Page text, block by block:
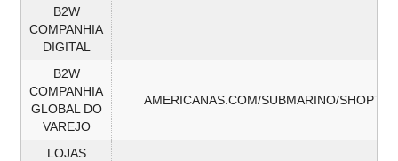
B2W
COMPANHIA
DIGITAL
B2W
COMPANHIA
GLOBAL DO
VAREJO
AMERICANAS.COM/SUBMARINO/
LOJAS